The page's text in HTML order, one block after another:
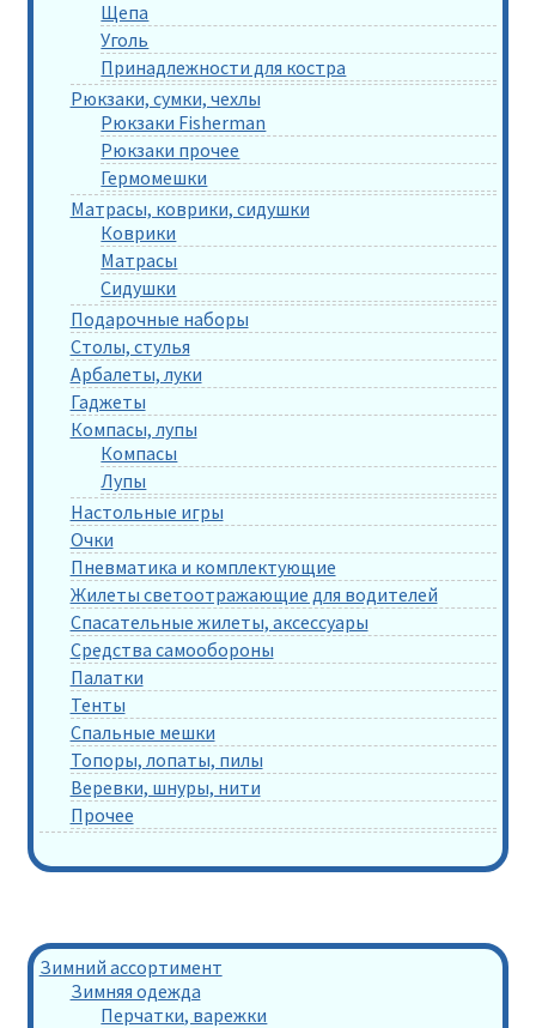
Щепа
Уголь
Принадлежности для костра
Рюкзаки, сумки, чехлы
Рюкзаки Fisherman
Рюкзаки прочее
Гермомешки
Матрасы, коврики, сидушки
Коврики
Матрасы
Сидушки
Подарочные наборы
Столы, стулья
Арбалеты, луки
Гаджеты
Компасы, лупы
Компасы
Лупы
Настольные игры
Очки
Пневматика и комплектующие
Жилеты светоотражающие для водителей
Спасательные жилеты, аксессуары
Средства самообороны
Палатки
Тенты
Спальные мешки
Топоры, лопаты, пилы
Веревки, шнуры, нити
Прочее
Зимний ассортимент
Зимняя одежда
Перчатки, варежки